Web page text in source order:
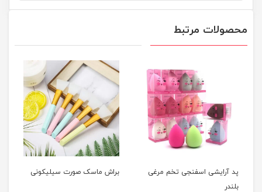
محصولات مرتبط
پد آرایشی اسفنجی تخم مرغی
بلندر
براش ماسک صورت سیلیکونی